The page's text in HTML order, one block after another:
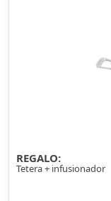
REGALO:
Tetera + infusionador